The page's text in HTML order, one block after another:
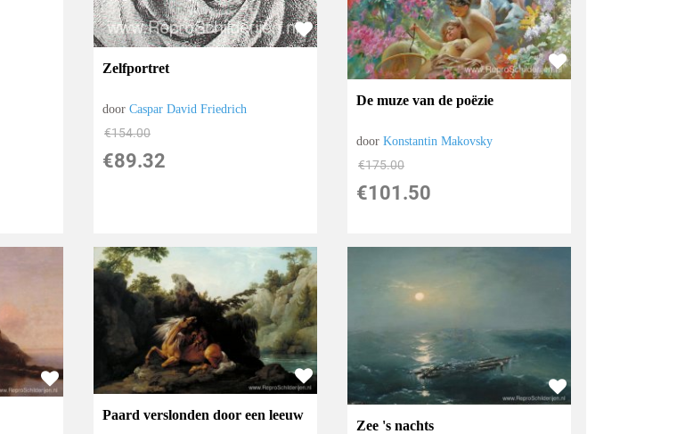
Zelfportret
doorCaspar David Friedrich
€154.00
€89.32
De muze van de poëzie
doorKonstantin Makovsky
€175.00
€101.50
Paard verslonden door een leeuw
Zee 's nachts